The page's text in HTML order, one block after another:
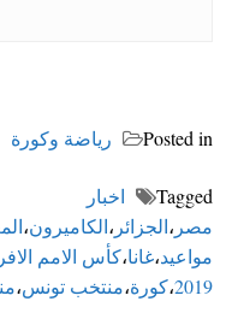
Posted in رياضة وكورة
Tagged
اخبار
مصر ،الجزائر ،الكاميرون،
مواعيد،غانا،كأس الامم
2019،كورة،منتخب تونس،